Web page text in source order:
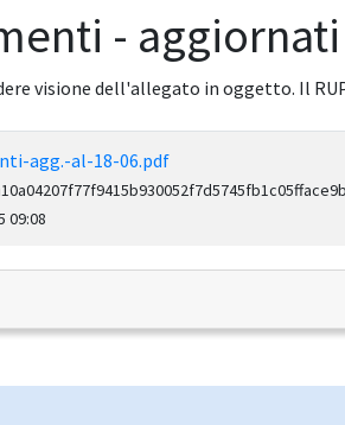
-
visione dell'allegato in oggetto. Il
agg.-al-18-06.pdf
09:08